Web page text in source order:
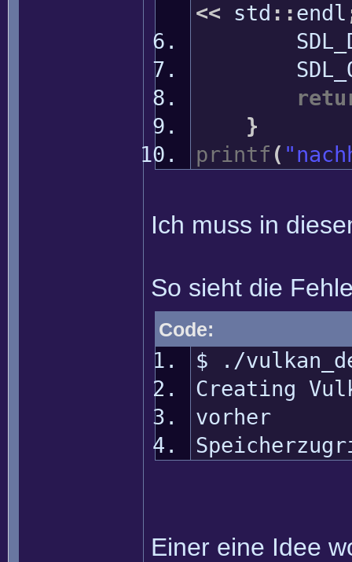
<< std ::endl
}
printf (
Ich muss in
So sieht die
Code:
$ ./
Creating
vorher
Einer eine Idee